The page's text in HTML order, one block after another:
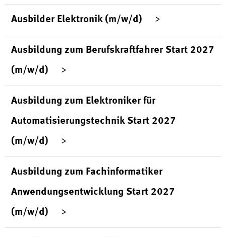
Ausbilder Elektronik (m/w/d)
Ausbildung zum Berufskraftfahrer Start 2027
(m/w/d)
Ausbildung zum Elektroniker für
Automatisierungstechnik Start 2027
(m/w/d)
Ausbildung zum Fachinformatiker
Anwendungsentwicklung Start 2027
(m/w/d)